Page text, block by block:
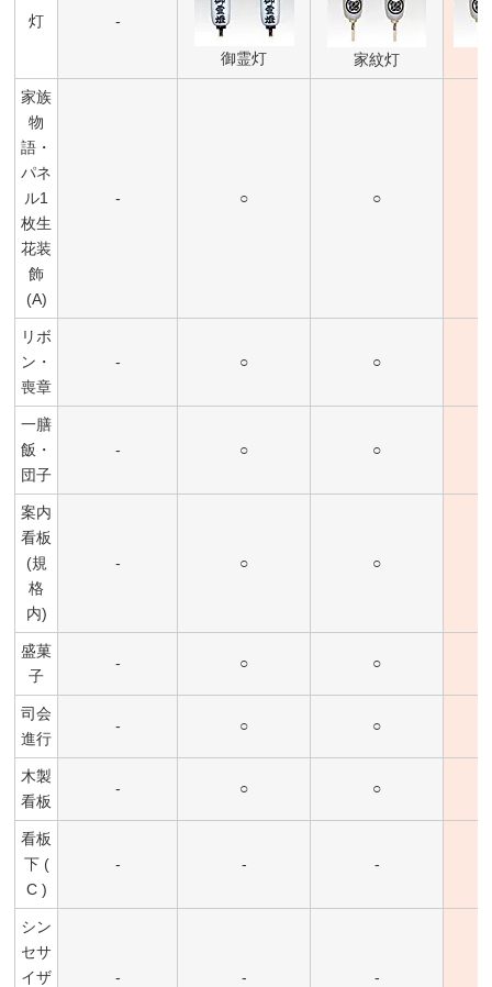
灯 -
御霊灯 家紋灯
家族
物
語・
パネ
ル1
枚生
花装
飾
(A)
- ○ ○
リボ
ン・
喪章
- ○ ○
一膳
飯・
団子
- ○ ○
案内
看板
(規
格
内)
- ○ ○
盛菓
子
- ○ ○
司会
進行
- ○ ○
木製
看板
- ○ ○
看板
下 (
C )
- - -
シン
セサ
イザ
- - -